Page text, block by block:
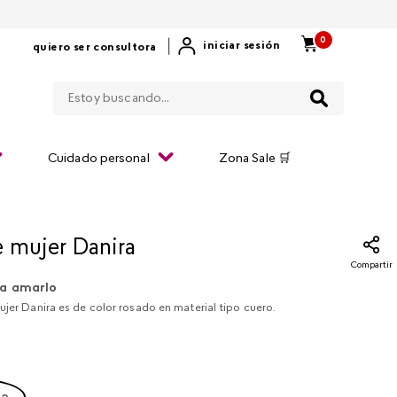
quiero ser consultora iniciar sesión
0
Cuidado personal Zona Sale 🛒
mujer Danira
Compartir
amarlo
Danira es de color rosado en material tipo cuero.